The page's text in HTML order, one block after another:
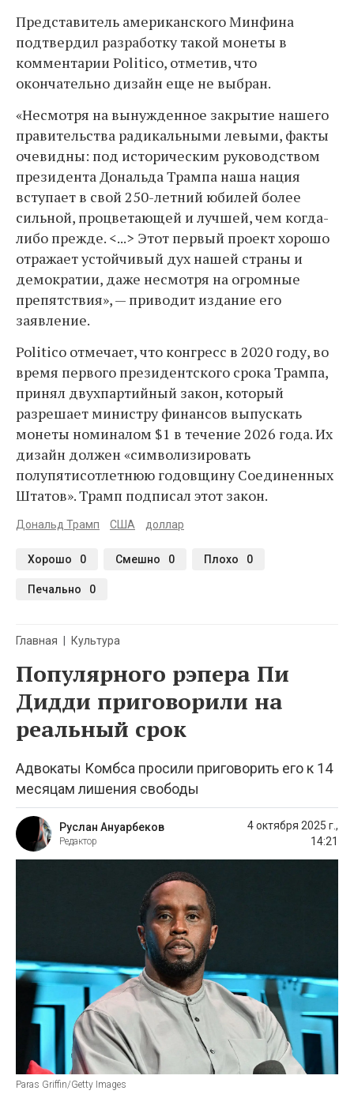
Представитель американского Минфина
подтвердил разработку такой монеты в
комментарии Politico, отметив, что
окончательно дизайн еще не выбран.
«Несмотря на вынужденное закрытие нашего
правительства радикальными левыми, факты
очевидны: под историческим руководством
президента Дональда Трампа наша нация
вступает в свой 250-летний юбилей более
сильной, процветающей и лучшей, чем когда-
либо прежде. <...> Этот первый проект хорошо
отражает устойчивый дух нашей страны и
демократии, даже несмотря на огромные
препятствия», — приводит издание его
заявление.
Politico отмечает, что конгресс в 2020 году, во
время первого президентского срока Трампа,
принял двухпартийный закон, который
разрешает министру финансов выпускать
монеты номиналом $1 в течение 2026 года. Их
дизайн должен «символизировать
полупятисотлетнюю годовщину Соединенных
Штатов». Трамп подписал этот закон.
Дональд Трамп США доллар
Хорошо 0 Смешно 0 Плохо 0
Печально 0
Главная Культура
Популярного рэпера Пи
Дидди приговорили на
реальный срок
Адвокаты Комбса просили приговорить его к 14
месяцам лишения свободы
Руслан Ануарбеков
Редактор
4 октября 2025 г.,
14:21
Paras Griffin/Getty Images